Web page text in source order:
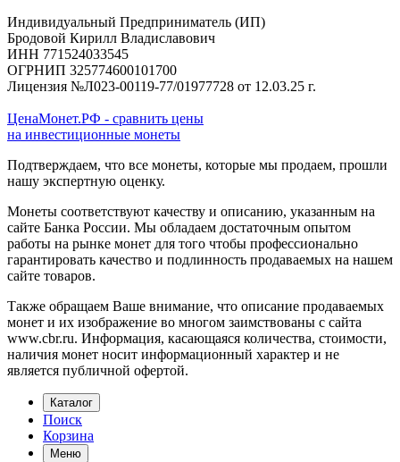
Индивидуальный Предприниматель (ИП)
Бродовой Кирилл Владиславович
ИНН 771524033545
ОГРНИП 325774600101700
Лицензия №Л023-00119-77/01977728 от 12.03.25 г.
ЦенаМонет.РФ - сравнить цены
на инвестиционные монеты
Подтверждаем, что все монеты, которые мы продаем, прошли
нашу экспертную оценку.
Монеты соответствуют качеству и описанию, указанным на
сайте Банка России. Мы обладаем достаточным опытом
работы на рынке монет для того чтобы профессионально
гарантировать качество и подлинность продаваемых на нашем
сайте товаров.
Также обращаем Ваше внимание, что описание продаваемых
монет и их изображение во многом заимствованы с сайта
www.cbr.ru. Информация, касающаяся количества, стоимости,
наличия монет носит информационный характер и не
является публичной офертой.
Каталог
Поиск
Корзина
Меню